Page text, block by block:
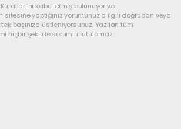
kabul etmiş bulunuyor ve
yaptığınız yorumunuzla ilgili doğrudan veya
başınıza üstleniyorsunuz. Yazılan tüm
hiçbir şekilde sorumlu tutulamaz.